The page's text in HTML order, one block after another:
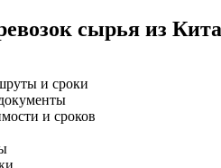
сырья из
и сроки
и сроков